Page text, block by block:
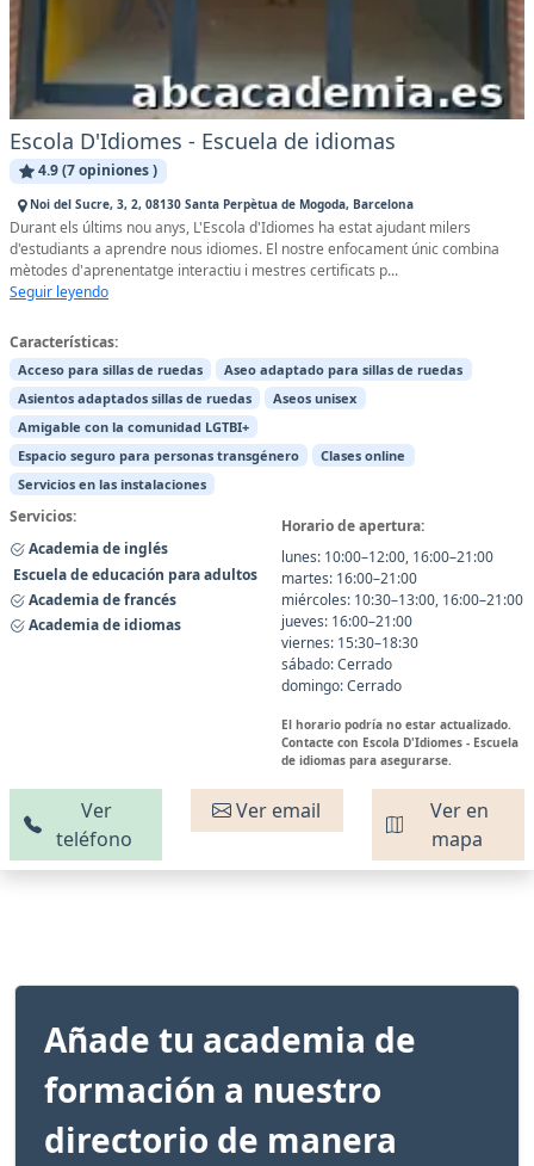
Escola D'Idiomes - Escuela de idiomas
4.9 (7 opiniones )
Noi del Sucre, 3, 2, 08130 Santa Perpètua de Mogoda, Barcelona
Durant els últims nou anys, L'Escola d'Idiomes ha estat ajudant milers
d'estudiants a aprendre nous idiomes. El nostre enfocament únic combina
mètodes d'aprenentatge interactiu i mestres certificats p...
Seguir leyendo
Características:
Acceso para sillas de ruedas
Aseo adaptado para sillas de ruedas
Asientos adaptados sillas de ruedas
Aseos unisex
Amigable con la comunidad LGTBI+
Espacio seguro para personas transgénero
Clases online
Servicios en las instalaciones
Servicios:
Academia de inglés
Escuela de educación para adultos
Academia de francés
Academia de idiomas
Horario de apertura:
lunes: 10:00–12:00, 16:00–21:00
martes: 16:00–21:00
miércoles: 10:30–13:00, 16:00–21:00
jueves: 16:00–21:00
viernes: 15:30–18:30
sábado: Cerrado
domingo: Cerrado
El horario podría no estar actualizado.
Contacte con Escola D'Idiomes - Escuela
de idiomas para asegurarse.
Ver
teléfono
Ver email
Ver en
mapa
Añade tu academia de
formación a nuestro
directorio de manera